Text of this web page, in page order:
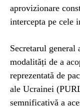
aprovizionare
intercepta pe cele
Secretarul general
modalități de a
reprezentată de
ale Ucrainei
semnificativă a